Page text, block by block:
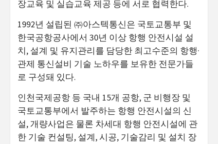
장교육 및 실습교육 제공 등에 서로 협력한다.
1992년 설립된 ㈜아스텍통신은 국토교통부 및
한국공항공사에서 30년 이상 항행 안전시설 설
치, 설계 및 유지관리를 담당한 최고수준의 항행·
관제 통신설비 기술 노하우를 보유한 전문가들
로 구성돼 있다.
인천국제공항 등 국내 15개 공항, 군 비행장 및
국토교통부에서 발주하는 항행 안전시설의 신
설, 개량사업은 물론 차세대 항행 안전시설에 관
한 기술 컨설팅, 설계, 시공, 기술감리 및 설치 장